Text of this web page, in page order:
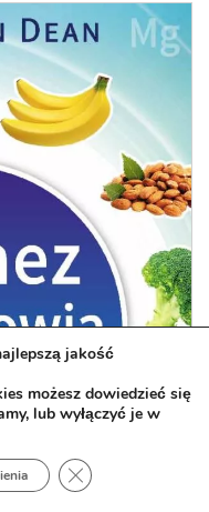
jakość
możesz dowiedzieć się
lub wyłączyć je w
Zamknij panel